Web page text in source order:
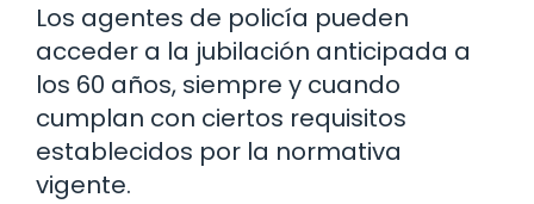
Los agentes de policía pueden
acceder a la jubilación anticipada a
los 60 años, siempre y cuando
cumplan con ciertos requisitos
establecidos por la normativa
vigente.